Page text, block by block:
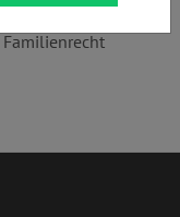
Familienrecht